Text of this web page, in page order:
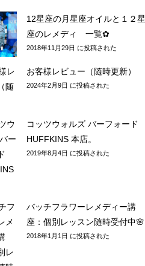
Blooming Session：通話60分 /
90分
2018年11月29日 に投稿された
お客様レビュー（随時更新）
コッツウォルズ バーフォード
HUFFKINS 本店。
2019年8月4日 に投稿された